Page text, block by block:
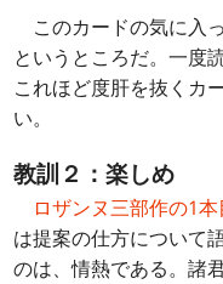
このカードの気に入
というところだ。一度
これほど度肝を抜くカ
い。
教訓２：楽しめ
ロザンヌ三部作の1
は提案の仕方について
のは、情熱である。諸